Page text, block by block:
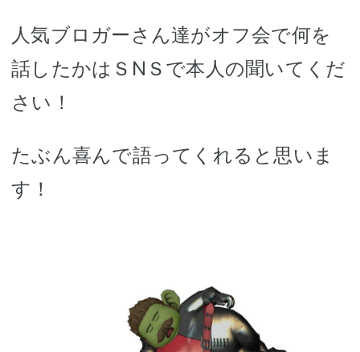
人気ブロガーさん達がオフ会で何を
話したかはＳNＳで本人の聞いてくだ
さい！
たぶん喜んで語ってくれると思いま
す！